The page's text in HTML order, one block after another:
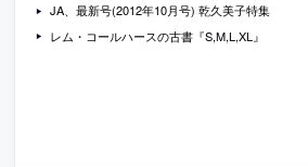
JA、最新号(2012年10月号) 乾久美子特集
レム・コールハースの古書『S,M,L,XL』